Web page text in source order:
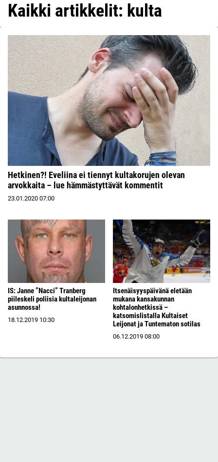
Kaikki artikkelit: kulta
Hetkinen?! Eveliina ei tiennyt kultakorujen olevan
arvokkaita – lue hämmästyttävät kommentit
23.01.2020 07:00
IS: Janne ”Nacci” Tranberg
piileskeli poliisia kultaleijonan
asunnossa!
18.12.2019 10:30
Itsenäisyyspäivänä eletään
mukana kansakunnan
kohtalonhetkissä –
katsomislistalla Kultaiset
Leijonat ja Tuntematon sotilas
06.12.2019 08:00